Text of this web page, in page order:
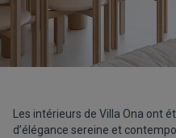
Les intérieurs de Villa Ona ont
d’élégance sereine et